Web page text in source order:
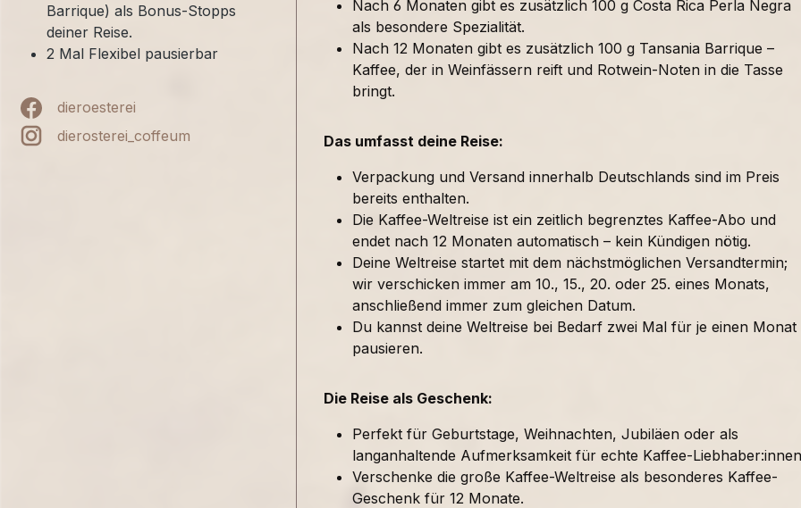
Barrique) als Bonus-Stopps
deiner Reise.
2 Mal Flexibel pausierbar
dieroesterei
dierosterei_coffeum
Nach 6 Monaten gibt es zusätzlich 100 g Costa Rica Perla Negra
als besondere Spezialität.
Nach 12 Monaten gibt es zusätzlich 100 g Tansania Barrique –
Kaffee, der in Weinfässern reift und Rotwein-Noten in die Tasse
bringt.
Das umfasst deine Reise:
Verpackung und Versand innerhalb Deutschlands sind im Preis
bereits enthalten.
Die Kaffee-Weltreise ist ein zeitlich begrenztes Kaffee-Abo und
endet nach 12 Monaten automatisch – kein Kündigen nötig.
Deine Weltreise startet mit dem nächstmöglichen Versandtermin;
wir verschicken immer am 10., 15., 20. oder 25. eines Monats,
anschließend immer zum gleichen Datum.
Du kannst deine Weltreise bei Bedarf zwei Mal für je einen Monat
pausieren.
Die Reise als Geschenk:
Perfekt für Geburtstage, Weihnachten, Jubiläen oder als
langanhaltende Aufmerksamkeit für echte Kaffee-
Verschenke die große Kaffee-Weltreise als besonderes Kaffee-
Geschenk für 12 Monate.